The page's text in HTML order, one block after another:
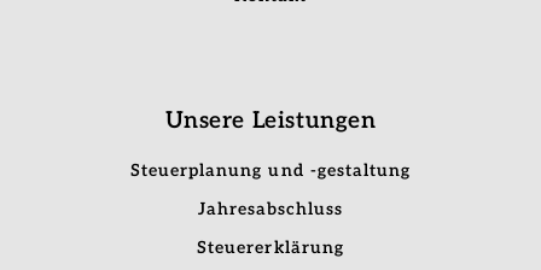
Unsere Leistungen
Steuerplanung und -gestaltung
Jahresabschluss
Steuererklärung